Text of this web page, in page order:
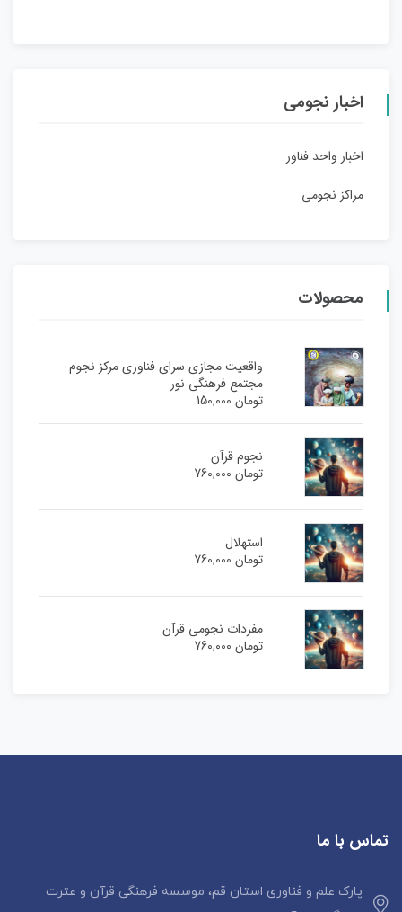
اخبار نجومی
اخبار واحد فناور
مراکز نجومی
محصولات
واقعیت مجازی سرای فناوری مرکز نجوم
مجتمع فرهنگی نور
تومان150,000
نجوم قرآن
تومان760,000
استهلال
تومان760,000
مفردات نجومی قرآن
تومان760,000
تماس با ما
پارک علم و فناوری استان قم، موسسه فرهنگی قرآن و عترت